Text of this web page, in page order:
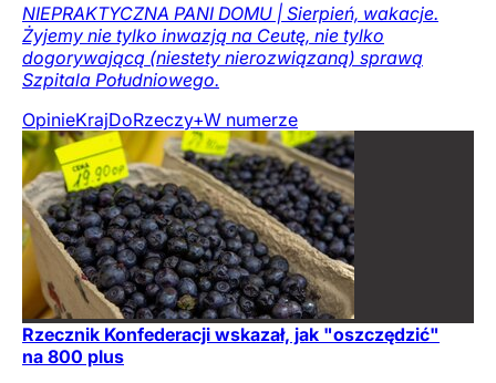
NIEPRAKTYCZNA PANI DOMU | Sierpień, wakacje.
Żyjemy nie tylko inwazją na Ceutę, nie tylko
dogorywającą (niestety nierozwiązaną) sprawą
Szpitala Południowego.
OpinieKrajDoRzeczy+W numerze
Rzecznik Konfederacji wskazał, jak "oszczędzić"
na 800 plus